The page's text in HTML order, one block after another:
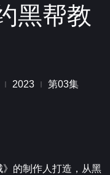
黑帮教
2023 第03集
的制作人打造，从黑